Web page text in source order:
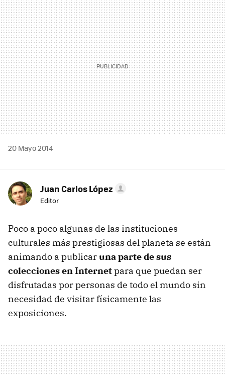
MAIL
20 Mayo 2014
Juan Carlos López
Editor
Poco a poco algunas de las instituciones
culturales más prestigiosas del planeta se están
animando a publicaruna parte de sus
colecciones en Internetpara que puedan ser
disfrutadas por personas de todo el mundo sin
necesidad de visitar físicamente las
exposiciones.